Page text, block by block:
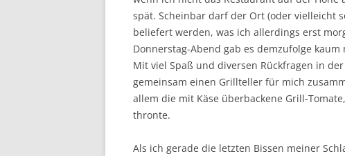
spät. Scheinbar darf der Ort (oder vielleicht
beliefert werden, was ich allerdings erst
Donnerstag-Abend gab es demzufolge
Mit viel Spaß und diversen Rückfragen in
gemeinsam einen Grillteller für mich
allem die mit Käse überbackene Grill-
thronte.
Als ich gerade die letzten Bissen meiner